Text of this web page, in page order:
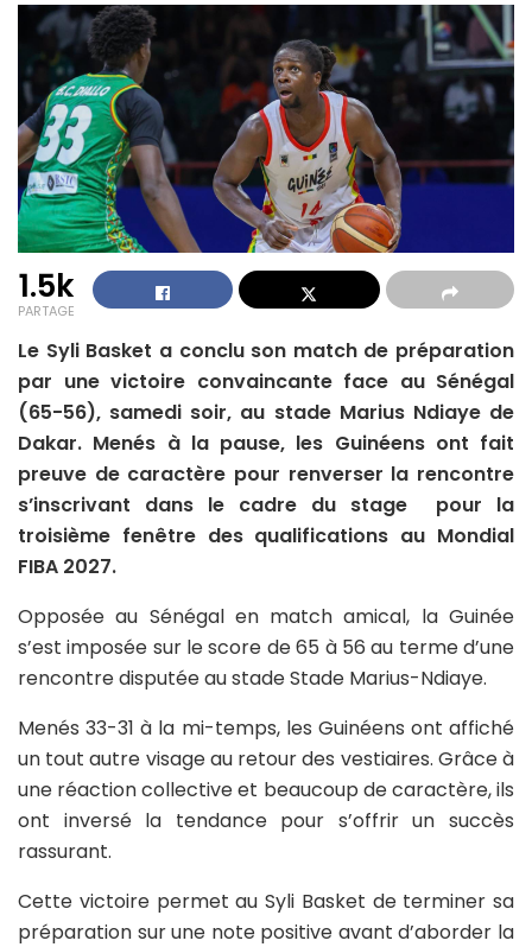
1.5k
PARTAGE
Le Syli Basket a conclu son match de préparation
par une victoire convaincante face au Sénégal
(65-56), samedi soir, au stade Marius Ndiaye de
Dakar. Menés à la pause, les Guinéens ont fait
preuve de caractère pour renverser la rencontre
s’inscrivant dans le cadre du stage pour la
troisième fenêtre des qualifications au Mondial
FIBA 2027.
Opposée au Sénégal en match amical, la Guinée
s’est imposée sur le score de 65 à 56 au terme d’une
rencontre disputée au stade Stade Marius-Ndiaye.
Menés 33-31 à la mi-temps, les Guinéens ont affiché
un tout autre visage au retour des vestiaires. Grâce à
une réaction collective et beaucoup de caractère, ils
ont inversé la tendance pour s’offrir un succès
rassurant.
Cette victoire permet au Syli Basket de terminer sa
préparation sur une note positive avant d’aborder la